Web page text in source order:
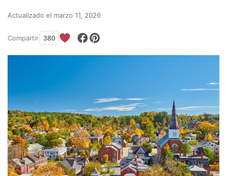
Actualizado el marzo 11, 2026
Compartir 380